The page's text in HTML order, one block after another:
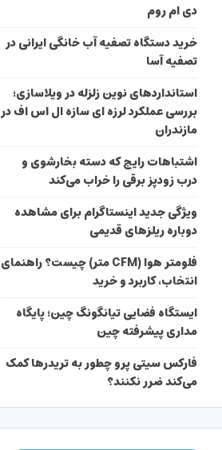
دی ام روم
خرید دستگاه تصفیه آب خانگی ایرانی در
تصفیه آسا
استانداردهای نوین زلزله در ویلاسازی؛
بررسی عملکرد لرزه ای سازه ال اس اف در
مازندران
اشتباهات رایج که دسته بخارشوی و
درب زودپز برقی را خراب می‌کند
ویژگی جدید اینستاگرام برای مشاهده
دوباره ریلزهای قدیمی
فلومتر هوا (CFM متر) چیست؟ راهنمای
انتخاب، کاربرد و خرید
ایستگاه فضایی تیانگونگ چین؛ پایگاه
مداری پیشرفته چین
فارکس سیتی پرو چطور به تریدرها کمک
می‌کند ضرر نکنند؟